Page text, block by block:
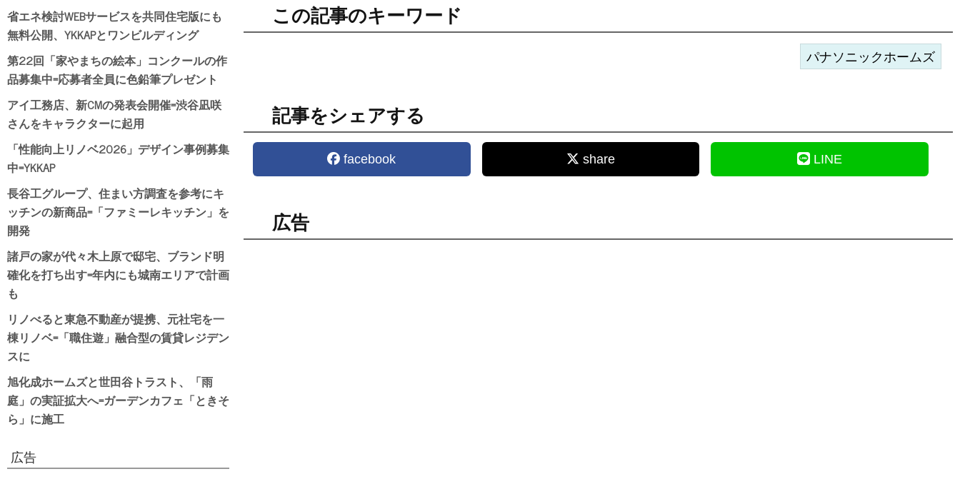
この記事のキーワード
パナソニックホームズ
記事をシェアする
facebook share LINE
広告
省エネ検討WEBサービスを共同住宅版にも
無料公開、YKKAPとワンビルディング
第22回「家やまちの絵本」コンクールの作
品募集中=応募者全員に色鉛筆プレゼント
アイ工務店、新CMの発表会開催=渋谷凪咲
さんをキャラクターに起用
「性能向上リノベ2026」デザイン事例募集
中=YKKAP
長谷工グループ、住まい方調査を参考にキ
ッチンの新商品=「ファミーレキッチン」を
開発
諸戸の家が代々木上原で邸宅、ブランド明
確化を打ち出す=年内にも城南エリアで計画
も
リノべると東急不動産が提携、元社宅を一
棟リノベ=「職住遊」融合型の賃貸レジデン
スに
旭化成ホームズと世田谷トラスト、「雨
庭」の実証拡大へ=ガーデンカフェ「ときそ
ら」に施工
広告